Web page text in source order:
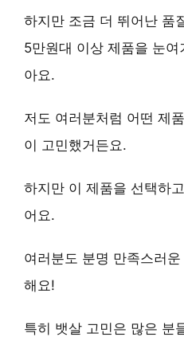
하지만 조금 더 뛰어난 품
5만원대 이상 제품을 눈
아요.
저도 여러분처럼 어떤 제
이 고민했거든요.
하지만 이 제품을 선택하
어요.
여러분도 분명 만족스러운
해요!
특히 뱃살 고민은 많은 분